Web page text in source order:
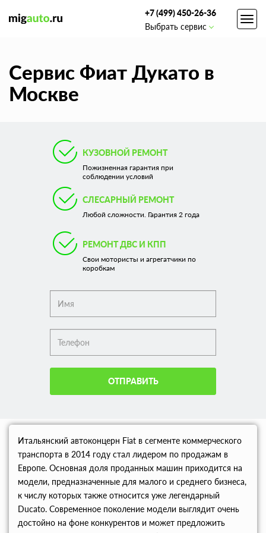
+7 (499) 450-26-36
Выбрать сервис
Сервис Фиат Дукато в
Москве
КУЗОВНОЙ РЕМОНТ
Пожизненная гарантия при
соблюдении условий
СЛЕСАРНЫЙ РЕМОНТ
Любой сложности. Гарантия 2 года
РЕМОНТ ДВС И КПП
Свои мотористы и агрегатчики по
коробкам
ОТПРАВИТЬ
Итальянский автоконцерн Fiat в сегменте коммерческого
транспорта в 2014 году стал лидером по продажам в
Европе. Основная доля проданных машин приходится на
модели, предназначенные для малого и среднего бизнеса,
к числу которых также относится уже легендарный
Ducato. Современное поколение модели выглядит очень
достойно на фоне конкурентов и может предложить